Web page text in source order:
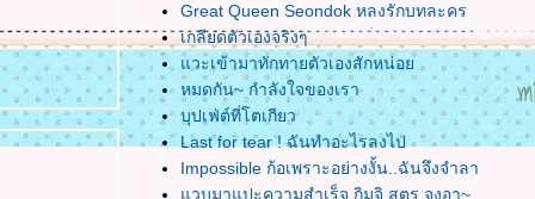
Great Queen Seondok หลงรักบทละคร
เกลียดตัวเองจริงๆ
วะเข้ามาทักทายตัวเองสักหน่อ
หมดกัน~ กำลังใจของเรา
บุปเฟ่ต์ที่โตเกียว
Last for tear ! ฉันทำอะไรลงไป
Impossible ก้อเพราะอย่างงั้น..ฉันจึงจำลา
วบมาแปะความสำเร็จ กิมจิ สูตร จุงอา~